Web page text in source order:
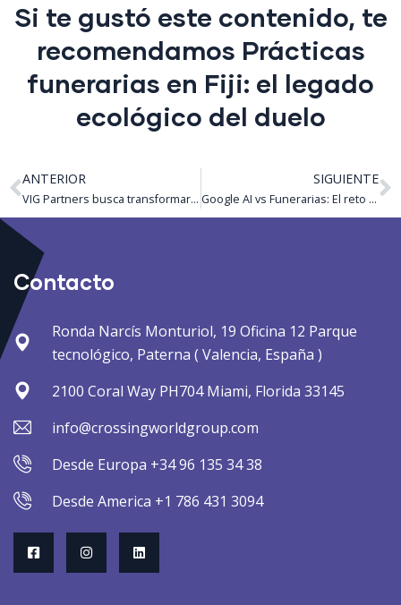
Si te gustó este contenido, te
recomendamos Prácticas
funerarias en Fiji: el legado
ecológico del duelo
ANTERIOR
VIG Partners busca transformar sector funerario asiático.
SIGUIENTE
Google AI vs Funerarias: El reto del sector este 2025
Contacto
Ronda Narcís Monturiol, 19 Oficina 12 Parque
tecnológico, Paterna ( Valencia, España )
2100 Coral Way PH704 Miami, Florida 33145
info@crossingworldgroup.com
Desde Europa +34 96 135 34 38
Desde America +1 786 431 3094